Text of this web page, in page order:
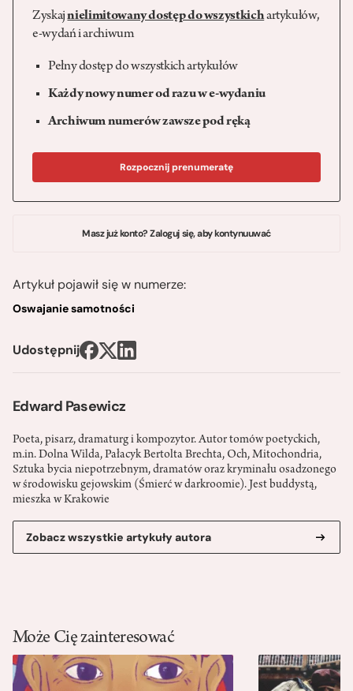
Edward Pasewicz
Poeta, pisarz, dramaturg i kompozytor. Autor tomów poetyckich,
m.in. Dolna Wilda, Pałacyk Bertolta Brechta, Och, Mitochondria,
Sztuka bycia niepotrzebnym, dramatów oraz kryminału osadzonego
w środowisku gejowskim (Śmierć w darkroomie). Jest buddystą,
mieszka w Krakowie
Zobacz wszystkie artykuły autora
Zyskajnielimitowany dostęp do wszystkichartykułów,
e-wydań i archiwum
Pełny dostęp do wszystkich artykułów
Każdy nowy numer od razu w e-wydaniu
Archiwum numerów zawsze pod ręką
Rozpocznij prenumeratę
Masz już konto? Zaloguj się, aby kontynuuwać
Artykuł pojawił się w numerze:
Oswajanie samotności
Udostępnij
Może Cię zainteresować